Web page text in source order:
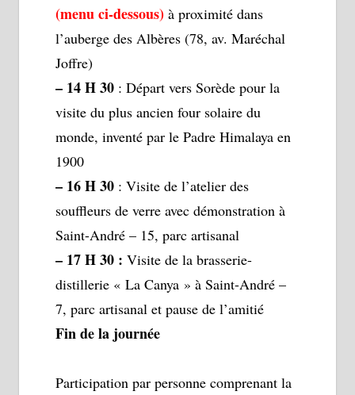
(menu ci-dessous)à proximité dans
l’auberge des Albères (78, av. Maréchal
Joffre)
– 14 H 30 : Départ vers Sorède pour la
visite du plus ancien four solaire du
monde, inventé par le Padre Himalaya en
1900
– 16 H 30 : Visite de l’atelier des
souffleurs de verre avec démonstration à
Saint-André – 15, parc artisanal
– 17 H 30 : Visite de la brasserie-
distillerie « La Canya » à Saint-André –
7, parc artisanal et pause de l’amitié
Fin de la journée
Participation par personne comprenant la